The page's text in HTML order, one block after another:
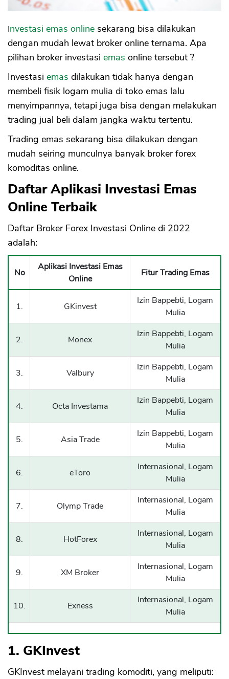
OJK
8. HotForex
Apakah HotForex Aman, Izin Bappebti
Tidak
Minimum Deposit Rendah
9. XM Broker
Keunggulan Produk XM Broker
Minimum Deposit Rendah
10. Exness
Keunggulan Produk Exness
Minimum Deposit Rendah
Investasi emas online sekarang bisa dilakukan
dengan mudah lewat broker online ternama. Apa
pilihan broker investasi emas online tersebut ?
Investasi emas dilakukan tidak hanya dengan
membeli fisik logam mulia di toko emas lalu
menyimpannya, tetapi juga bisa dengan melakukan
trading jual beli dalam jangka waktu tertentu.
Trading emas sekarang bisa dilakukan dengan
mudah seiring munculnya banyak broker forex
komoditas online.
Daftar Aplikasi Investasi Emas
Online Terbaik
Daftar Broker Forex Investasi Online di 2022
adalah:
No
Aplikasi Investasi Emas
Online
Fitur Trading Emas
1. GKinvest
Izin Bappebti, Logam
Mulia
2. Monex
Izin Bappebti, Logam
Mulia
3. Valbury
Izin Bappebti, Logam
Mulia
4. Octa Investama
Izin Bappebti, Logam
Mulia
5. Asia Trade
Izin Bappebti, Logam
Mulia
6. eToro
Internasional, Logam
Mulia
7. Olymp Trade
Internasional, Logam
Mulia
8. HotForex
Internasional, Logam
Mulia
9. XM Broker
Internasional, Logam
Mulia
10. Exness
Internasional, Logam
Mulia
1. GKInvest
GKInvest melayani trading komoditi, yang meliputi: